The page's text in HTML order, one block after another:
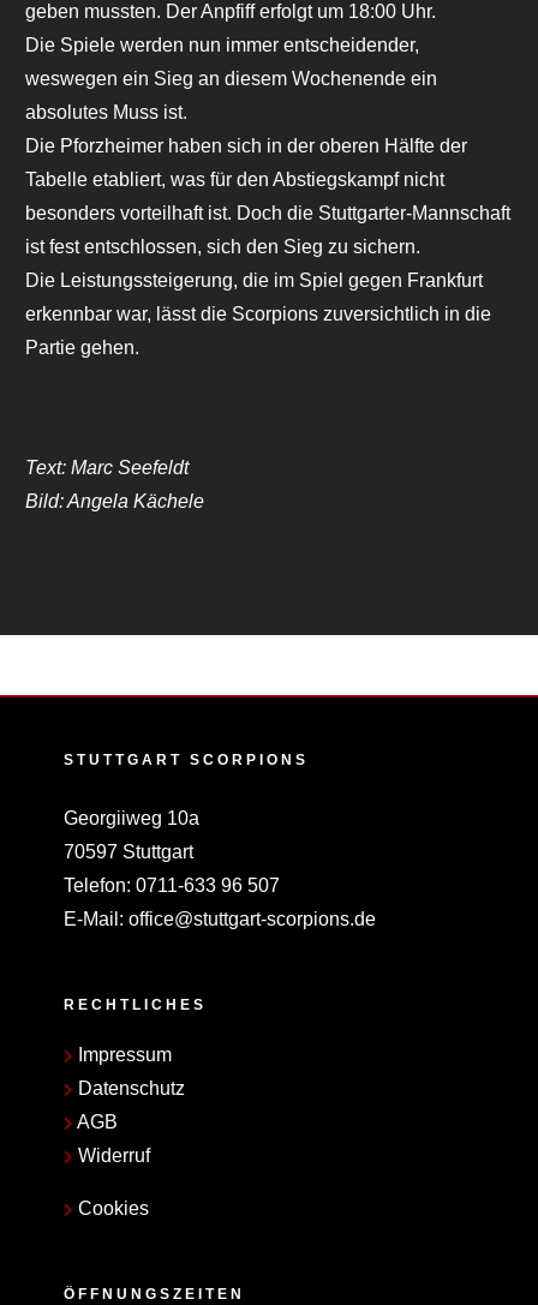
geben mussten. Der Anpfiff erfolgt um 18:00 Uhr.
Die Spiele werden nun immer entscheidender,
weswegen ein Sieg an diesem Wochenende ein
absolutes Muss ist.
Die Pforzheimer haben sich in der oberen Hälfte der
Tabelle etabliert, was für den Abstiegskampf nicht
besonders vorteilhaft ist. Doch die Stuttgarter-Mannschaft
ist fest entschlossen, sich den Sieg zu sichern.
Die Leistungssteigerung, die im Spiel gegen Frankfurt
erkennbar war, lässt die Scorpions zuversichtlich in die
Partie gehen.
Text: Marc Seefeldt
Bild: Angela Kächele
STUTTGART SCORPIONS
Georgiiweg 10a
70597 Stuttgart
Telefon: 0711-633 96 507
E-Mail: office@stuttgart-scorpions.de
RECHTLICHES
Impressum
Datenschutz
AGB
Widerruf
Cookies
ÖFFNUNGSZEITEN